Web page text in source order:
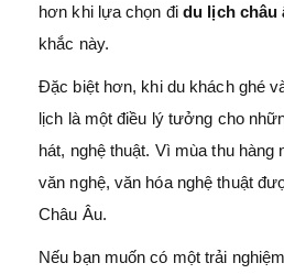
hơn khi lựa chọn đi du lịch châu
khắc này.
Đặc biệt hơn, khi du khách ghé
lịch là một điều lý tưởng cho
hát, nghệ thuật. Vì mùa thu hàng
văn nghệ, văn hóa nghệ thuật
Châu Âu.
Nếu bạn muốn có một trải